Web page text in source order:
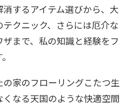
するアイテム選びから、大
クニック、さらには厄介な
まで、私の知識と経験をフ
家のフローリングこたつ生
なる天国のような快適空間